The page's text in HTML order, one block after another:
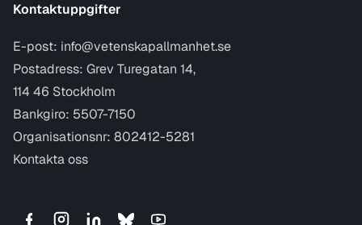
Kontaktuppgifter
E-post: info@vetenskapallmanhet.se
Postadress: Grev Turegatan 14,
114 46 Stockholm
Bankgiro: 5507-7150
Organisationsnr: 802412-5281
Kontakta oss